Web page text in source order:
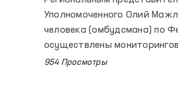
недостатков –
Уполномоченного Олий
человека (омбудсмана) по
осуществлены
Центр социальной и
954 Просмотры